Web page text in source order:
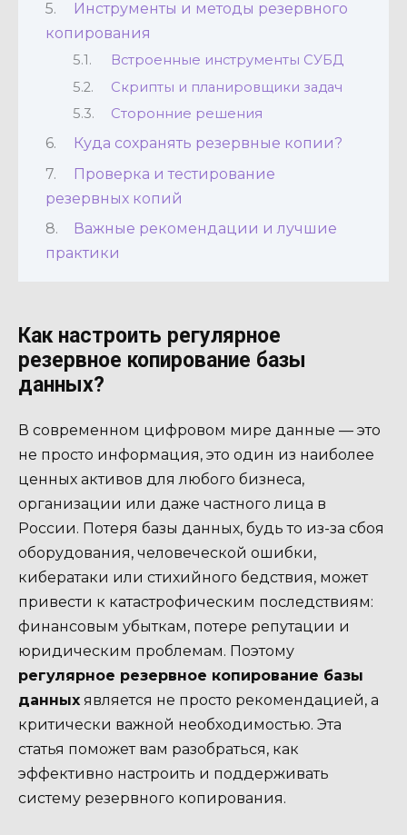
Инструменты и методы резервного
копирования
Встроенные инструменты СУБД
Скрипты и планировщики задач
Сторонние решения
Куда сохранять резервные копии?
Проверка и тестирование
резервных копий
Важные рекомендации и лучшие
практики
Как настроить регулярное
резервное копирование базы
данных?
В современном цифровом мире данные — это
не просто информация, это один из наиболее
ценных активов для любого бизнеса,
организации или даже частного лица в
России. Потеря базы данных, будь то из-за сбоя
оборудования, человеческой ошибки,
кибератаки или стихийного бедствия, может
привести к катастрофическим последствиям:
финансовым убыткам, потере репутации и
юридическим проблемам. Поэтому
регулярное резервное копирование базы
данных является не просто рекомендацией, а
критически важной необходимостью. Эта
статья поможет вам разобраться, как
эффективно настроить и поддерживать
систему резервного копирования.